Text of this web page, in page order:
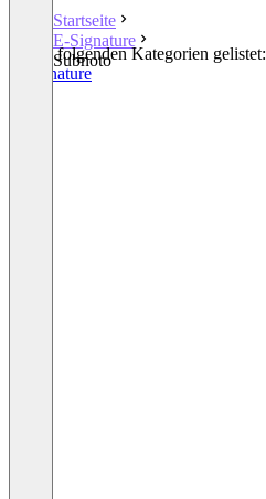
Startseite
E-Signature
Subnoto
In den folgenden Kategorien gelistet:
E-Signature